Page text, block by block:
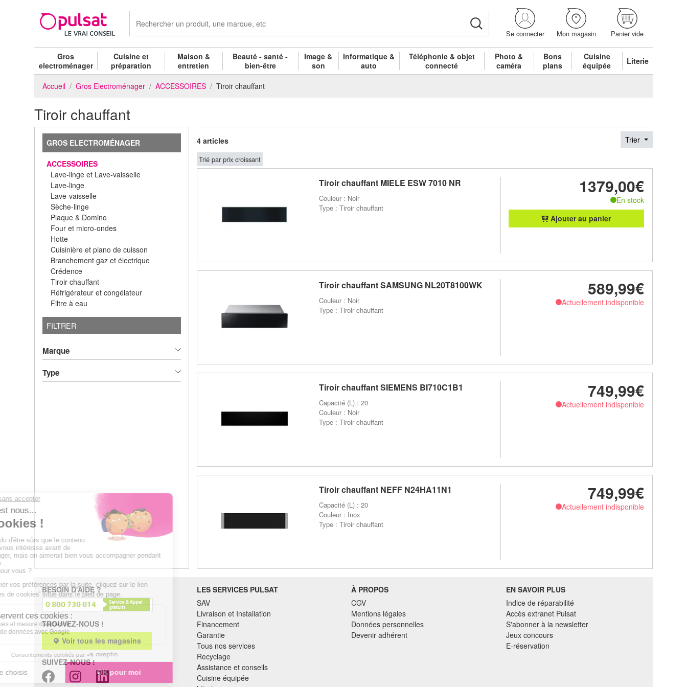
Se connecter Mon magasin Panier vide
Gros
electroménager
Cuisine et
préparation
Maison &
entretien
Beauté - santé -
bien-être
Image &
son
Informatique &
auto
Téléphonie & objet
connecté
Photo &
caméra
Bons
plans
Cuisine
équipée
Literie
Accueil Gros Electroménager ACCESSOIRES Tiroir chauffant
Tiroir chauffant
GROS ELECTROMÉNAGER
ACCESSOIRES
Lave-linge et Lave-vaisselle
Lave-linge
Lave-vaisselle
Sèche-linge
Plaque & Domino
Four et micro-ondes
Hotte
Cuisinière et piano de cuisson
Branchement gaz et électrique
Crédence
Tiroir chauffant
Réfrigérateur et congélateur
Filtre à eau
FILTRER
Marque
Type
4 articles Trier
Trié par prix croissant
Tiroir chauffant MIELE ESW 7010 NR
Couleur : Noir
Type : Tiroir chauffant
1379,00€
En stock
Ajouter au panier
Tiroir chauffant SAMSUNG NL20T8100WK
Couleur : Noir
Type : Tiroir chauffant
589,99€
Actuellement indisponible
Tiroir chauffant SIEMENS BI710C1B1
Capacité (L) : 20
Couleur : Noir
Type : Tiroir chauffant
749,99€
Actuellement indisponible
Tiroir chauffant NEFF N24HA11N1
Capacité (L) : 20
Couleur : Inox
Type : Tiroir chauffant
749,99€
Actuellement indisponible
BESOIN D'AIDE ?
TROUVEZ-NOUS !
Voir tous les magasins
SUIVEZ-NOUS !
LES SERVICES PULSAT
SAV
Livraison et Installation
Financement
Garantie
Tous nos services
Recyclage
Assistance et conseils
Cuisine équipée
À PROPOS
CGV
Mentions légales
Données personnelles
Devenir adhérent
EN SAVOIR PLUS
Indice de réparabilité
Accès extranet Pulsat
S'abonner à la newsletter
Jeux concours
E-réservation